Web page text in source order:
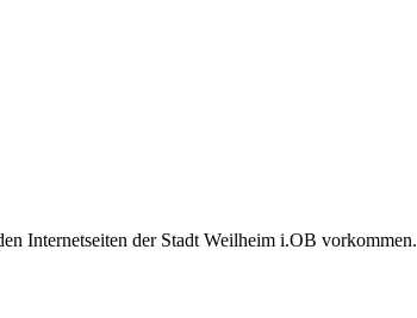
Internetseiten der Stadt Weilheim i.OB vorkommen.